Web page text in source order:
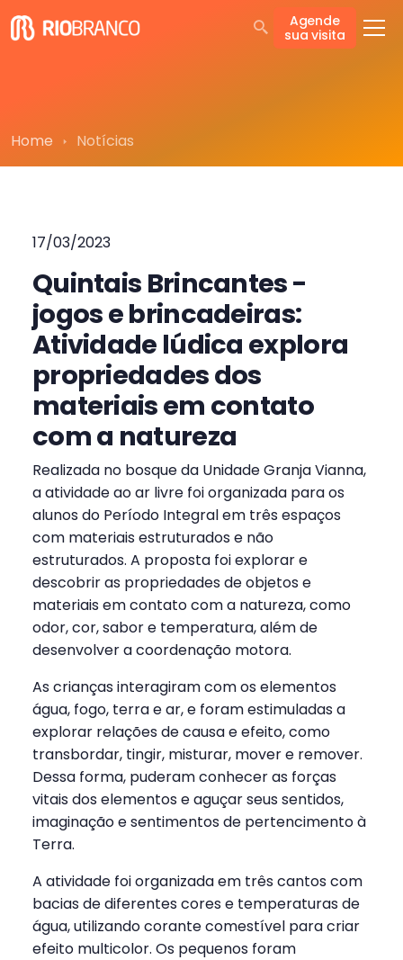
Agende
sua visita
Home Notícias
17/03/2023
Quintais Brincantes -
jogos e brincadeiras:
Atividade lúdica explora
propriedades dos
materiais em contato
com a natureza
Realizada no bosque da Unidade Granja Vianna,
a atividade ao ar livre foi organizada para os
alunos do Período Integral em três espaços
com materiais estruturados e não
estruturados. A proposta foi explorar e
descobrir as propriedades de objetos e
materiais em contato com a natureza, como
odor, cor, sabor e temperatura, além de
desenvolver a coordenação motora.
As crianças interagiram com os elementos
água, fogo, terra e ar, e foram estimuladas a
explorar relações de causa e efeito, como
transbordar, tingir, misturar, mover e remover.
Dessa forma, puderam conhecer as forças
vitais dos elementos e aguçar seus sentidos,
imaginação e sentimentos de pertencimento à
Terra.
A atividade foi organizada em três cantos com
bacias de diferentes cores e temperaturas de
água, utilizando corante comestível para criar
efeito multicolor. Os pequenos foram